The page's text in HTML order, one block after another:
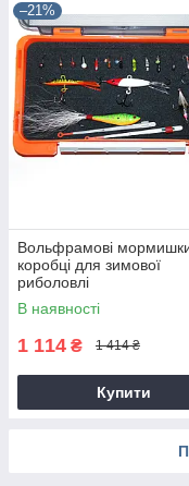
–21%
Вольфрамові
коробці для зимової
риболовлі
В наявності
1 114 ₴ 1 414 ₴
Купити